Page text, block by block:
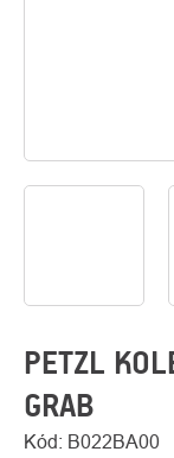
PETZL
GRAB
Kód: B022BA00